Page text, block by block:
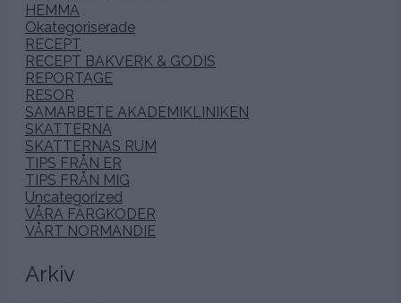
HEMMA
Okategoriserade
RECEPT
RECEPT BAKVERK & GODIS
REPORTAGE
RESOR
SAMARBETE AKADEMIKLINIKEN
SKATTERNA
SKATTERNAS RUM
TIPS FRÅN ER
TIPS FRÅN MIG
Uncategorized
VÅRA FÄRGKODER
VÅRT NORMANDIE
Arkiv